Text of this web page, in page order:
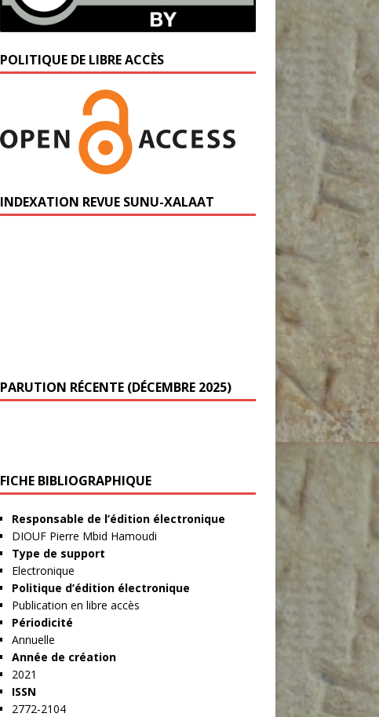
POLITIQUE DE LIBRE ACCÈS
INDEXATION REVUE SUNU-XALAAT
PARUTION RÉCENTE (DÉCEMBRE 2025)
FICHE BIBLIOGRAPHIQUE
Responsable de l’édition électronique
DIOUF Pierre Mbid Hamoudi
Type de support
Electronique
Politique d’édition électronique
Publication en libre accès
Périodicité
Annuelle
Année de création
2021
ISSN
2772-2104